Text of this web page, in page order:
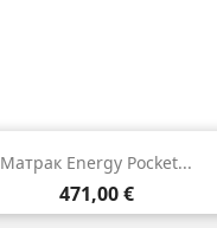
Матрак Energy Pocket...
Цена
471,00 €